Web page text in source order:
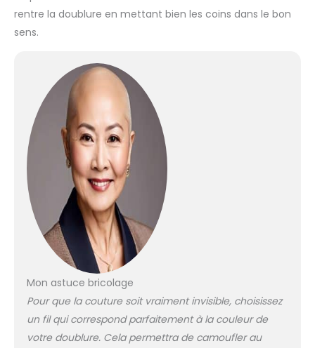
rentre la doublure en mettant bien les coins dans le bon
sens.
Mon astuce bricolage
Pour que la couture soit vraiment invisible, choisissez
un fil qui correspond parfaitement à la couleur de
votre doublure. Cela permettra de camoufler au